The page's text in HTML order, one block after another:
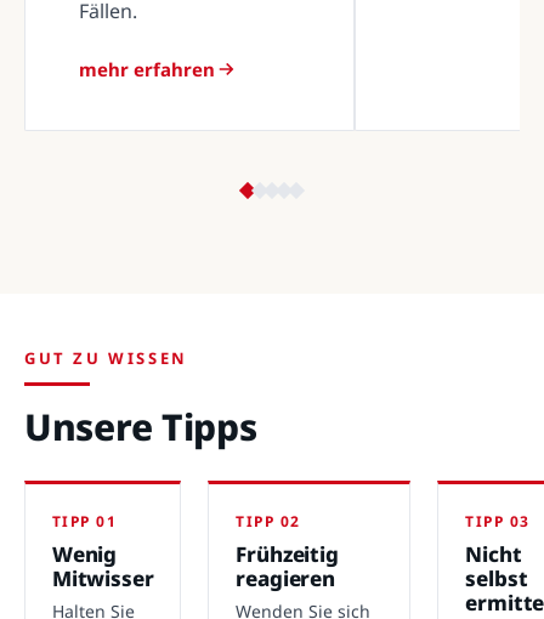
Fällen.
mehr erfahren
GUT ZU WISSEN
Unsere Tipps
TIPP 01
Wenig
Mitwisser
Halten Sie
TIPP 02
Frühzeitig
reagieren
Wenden Sie sich
TIPP 03
Nicht
selbst